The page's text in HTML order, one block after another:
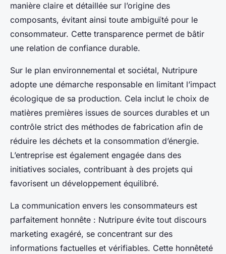
manière claire et détaillée sur l’origine des
composants, évitant ainsi toute ambiguïté pour le
consommateur. Cette transparence permet de bâtir
une relation de confiance durable.
Sur le plan environnemental et sociétal, Nutripure
adopte une démarche responsable en limitant l’impact
écologique de sa production. Cela inclut le choix de
matières premières issues de sources durables et un
contrôle strict des méthodes de fabrication afin de
réduire les déchets et la consommation d’énergie.
L’entreprise est également engagée dans des
initiatives sociales, contribuant à des projets qui
favorisent un développement équilibré.
La communication envers les consommateurs est
parfaitement honnête : Nutripure évite tout discours
marketing exagéré, se concentrant sur des
informations factuelles et vérifiables. Cette honnêteté